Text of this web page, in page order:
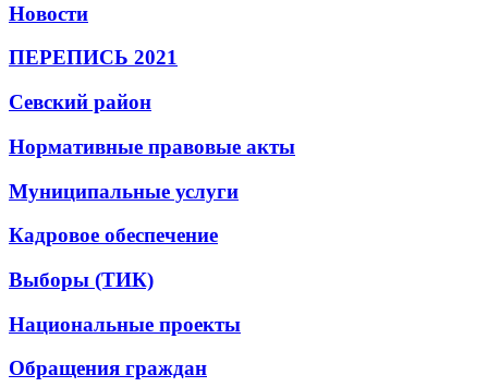
Новости
ПЕРЕПИСЬ 2021
Севский район
Нормативные правовые акты
Муниципальные услуги
Кадровое обеспечение
Выборы (ТИК)
Национальные проекты
Обращения граждан